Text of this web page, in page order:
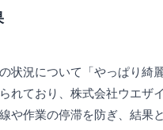
状況について「やっぱり
れており、株式会社ウエ
や作業の停滞を防ぎ、結果